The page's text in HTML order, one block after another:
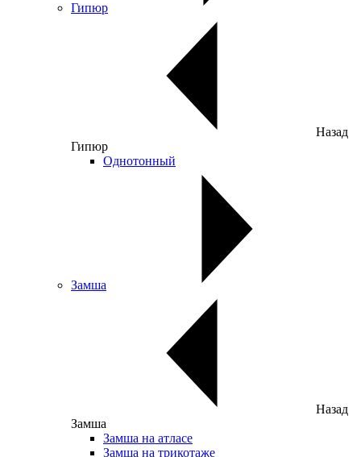
Гипюр
Назад
Гипюр
Однотонный
Замша
Назад
Замша
Замша на атласе
Замша на трикотаже